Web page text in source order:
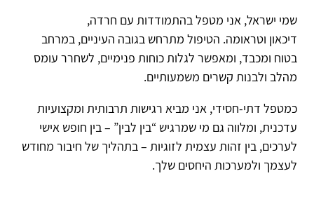
שמי ישראל, אני מטפל בהתמודדות עם חרדה,
דיכאון וטראומה. הטיפול מתרחש בגובה העיניים, במרחב
בטוח ומכבד, ומאפשר לגלות כוחות פנימיים, לשחרר עומס
מהלב ולבנות קשרים משמעותיים.
כמטפל דתי-חסידי, אני מביא רגישות תרבותית ומקצועיות
עדכנית, ומלווה גם מי שמרגיש “בין לבין” – בין חופש אישי
לערכים, בין זהות עצמית לזוגיות – בתהליך של חיבור מחודש
לעצמך ולמערכות היחסים שלך.